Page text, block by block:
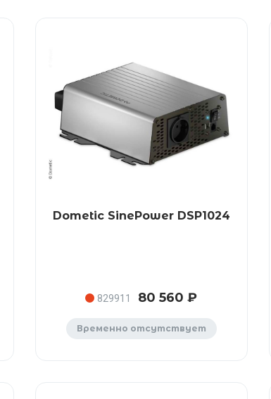
Dometic SinePower DSP1024
829911 80 560 ₽
Временно отсутствует